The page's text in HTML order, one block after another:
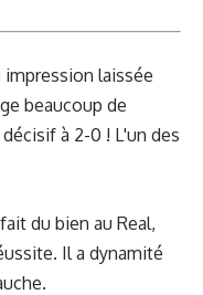
laissée
beaucoup de
à 2-0 ! L'un des
du bien au Real,
Il a dynamité